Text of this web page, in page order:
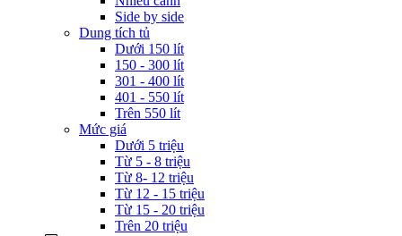
Side by side
Dung tích tủ
Dưới 150 lít
150 - 300 lít
301 - 400 lít
401 - 550 lít
Trên 550 lít
Mức giá
Dưới 5 triệu
Từ 5 - 8 triệu
Từ 8- 12 triệu
Từ 12 - 15 triệu
Từ 15 - 20 triệu
Trên 20 triệu